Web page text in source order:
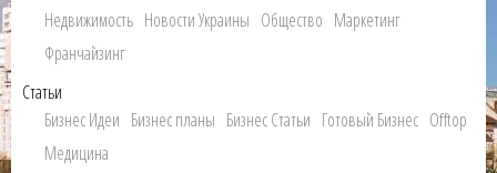
Недвижимость Новости Украины Общество Маркетинг
Франчайзинг
Статьи
Бизнес Идеи Бизнес планы Бизнес Статьи Готовый Бизнес Offtop
Медицина